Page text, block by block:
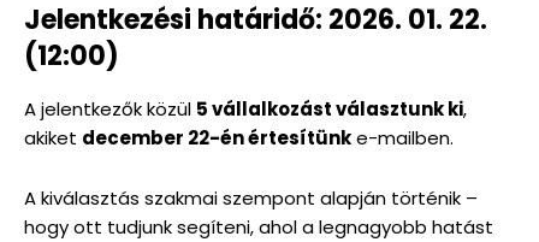
Jelentkezési határidő: 2026. 01. 22.
(12:00)
A jelentkezők közül 5 vállalkozást választunk ki,
akiket december 22-én értesítünke-mailben.
A kiválasztás szakmai szempont alapján történik –
hogy ott tudjunk segíteni, ahol a legnagyobb hatást